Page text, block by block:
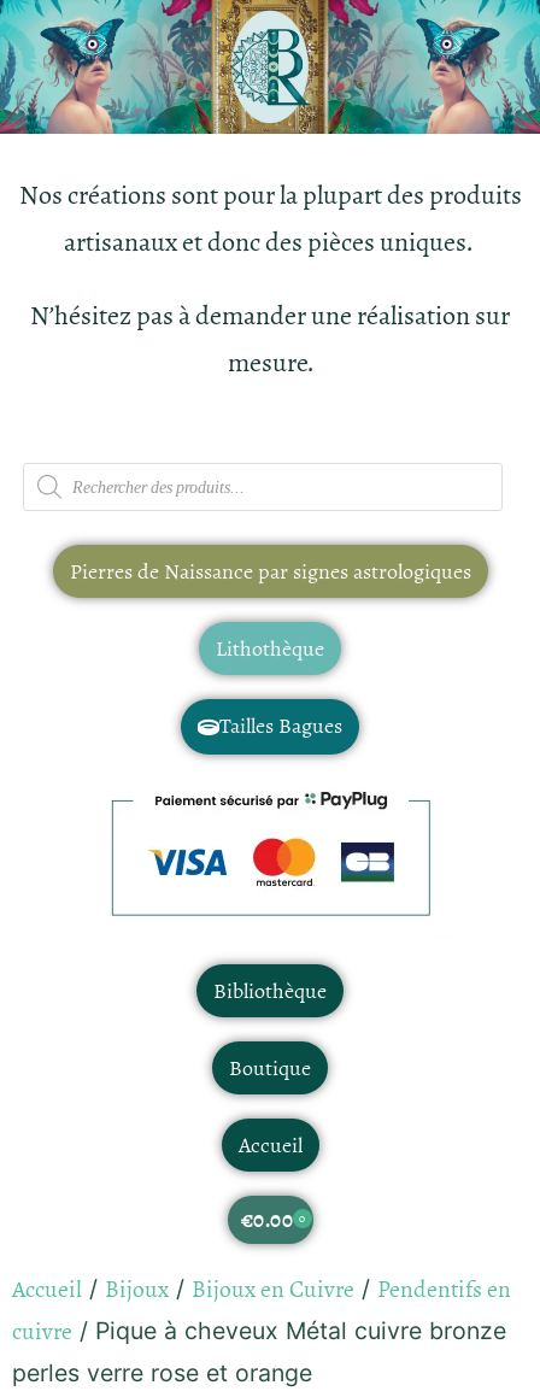
Nos créations sont pour la plupart des produits
artisanaux et donc des pièces uniques.
N’hésitez pas à demander une réalisation sur
mesure.
Pierres de Naissance par signes astrologiques
Lithothèque
Tailles Bagues
Bibliothèque
Boutique
Accueil
€0.00 0
Accueil / Bijoux / Bijoux en Cuivre / Pendentifs en
cuivre / Pique à cheveux Métal cuivre bronze
perles verre rose et orange